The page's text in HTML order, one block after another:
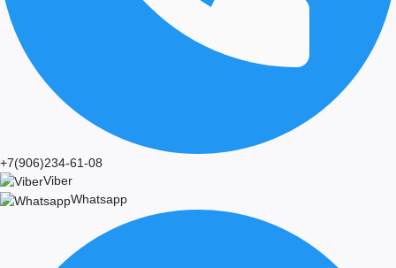
+7(906)234-61-08
Viber
Whatsapp